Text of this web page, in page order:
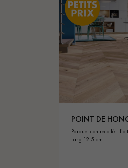
POINT DE
parquet contrecollé -
larg 12.5 cm